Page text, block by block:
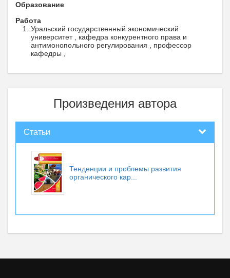
Образование
Работа
Уральский государственный экономический
университет , кафедра конкурентного права и
антимонопольного регулирования , профессор
кафедры ,
Произведения автора
Статьи
Тенденции и проблемы развития
органического кар...